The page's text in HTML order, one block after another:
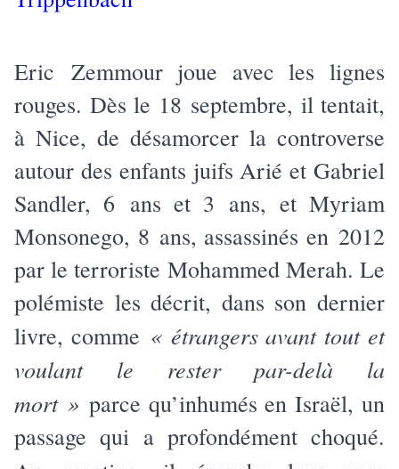
Eric Zemmour joue avec les lignes
rouges. Dès le 18 septembre, il tentait,
à Nice, de désamorcer la controverse
autour des enfants juifs Arié et Gabriel
Sandler, 6 ans et 3 ans, et Myriam
Monsonego, 8 ans, assassinés en 2012
par le terroriste Mohammed Merah. Le
polémiste les décrit, dans son dernier
livre, comme « étrangers avant tout et
voulant le rester par-delà la
mort » parce qu’inhumés en Israël, un
passage qui a profondément choqué.